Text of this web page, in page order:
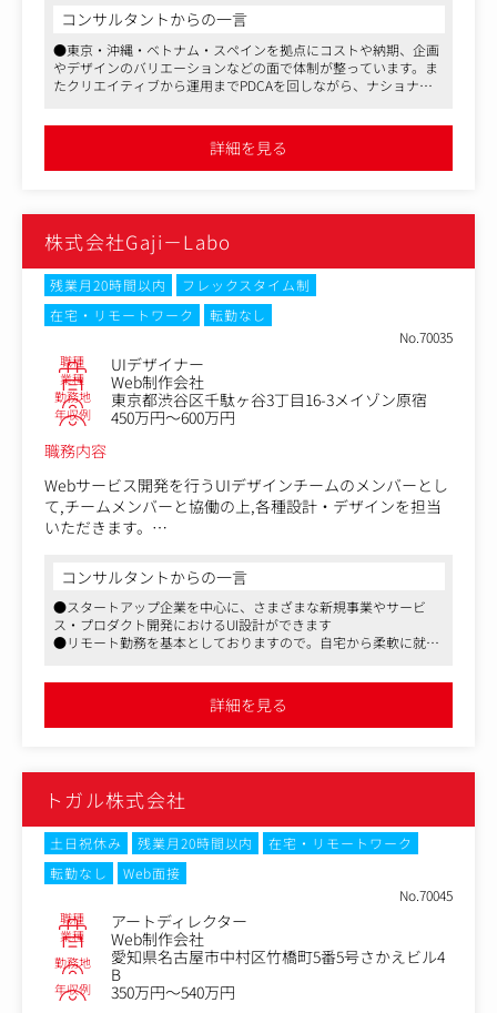
＜works＞
http://www.razona.jp/works/
クライアントのニーズやゴールをヒアリングし、デザイン
の提案から、UI・UX設計、デザイン制作まで、プロデュー
・アプリのUI・UXデザイン（画面設計にも携わっていただ
きます）
・大手広告代理店に常駐・外資系ブランド案件を担当する
こともございます
その他にも、社内のクリエイティブプロジェクトの企画・
推進（他のメンバーと連携しながら進めていただきます）
も出来る環境です。
ディレクターへの転身することが可能です。
■やりがい
ナショナルクライアントのプロジェクトも多く、多種多様
な案件があるので、挑戦したい案件に手を挙げれば積極的
個人の裁量が大きいので、いろいろなことに挑戦できま
す。
コンサルタントからの一言
●東京・沖縄・ベトナム・スペインを拠点にコストや納期、企画
やデザインのバリエーションなどの面で体制が整っています。ま
たクリエイティブから運用までPDCAを回しながら、ナショナル
日勤務、在宅勤務等）。個人のライフプラン・ライフステージに
合わせた柔軟な勤務体系も整備しており、同社には時短勤務の子
育て中の女性社員も多いです。今職種はフルリモートも可能です
詳細を見る
株式会社Gaji－Labo
残業月20時間以内
フレックスタイム制
在宅・リモートワーク
転勤なし
No.70035
職種 UIデザイナー
業種 Web制作会社
勤務地 東京都渋谷区千駄ヶ谷3丁目16-3メイゾン原宿
年収例
450万円～600万円
職務内容
Webサービス開発を行うUIデザインチームのメンバーとし
て,チームメンバーと協働の上,各種設計・デザインを担当
いただきます。
ザーのニーズを捉えたデザインの落とし込みを行います。
〈具体的には〉
・開発・制作業務でのUIデザイン(構造設計、画面設計、UI
検討等を含む)
・各種ドキュメンテーション
・自社サイトのコンテンツ企画および作成 など
コンサルタントからの一言
●スタートアップ企業を中心に、さまざまな新規事業やサービ
ス・プロダクト開発におけるUI設計ができます
●リモート勤務を基本としておりますので。自宅から柔軟に就業
●クライアントの案件によってチームを編成し0ベースからの支
詳細を見る
トガル株式会社
土日祝休み 残業月20時間以内
在宅・リモートワーク
転勤なし
Web面接
No.70045
職種 アートディレクター
業種 Web制作会社
勤務地
愛知県名古屋市中村区竹橋町5番5号さかえビル4
B
年収例
350万円～540万円